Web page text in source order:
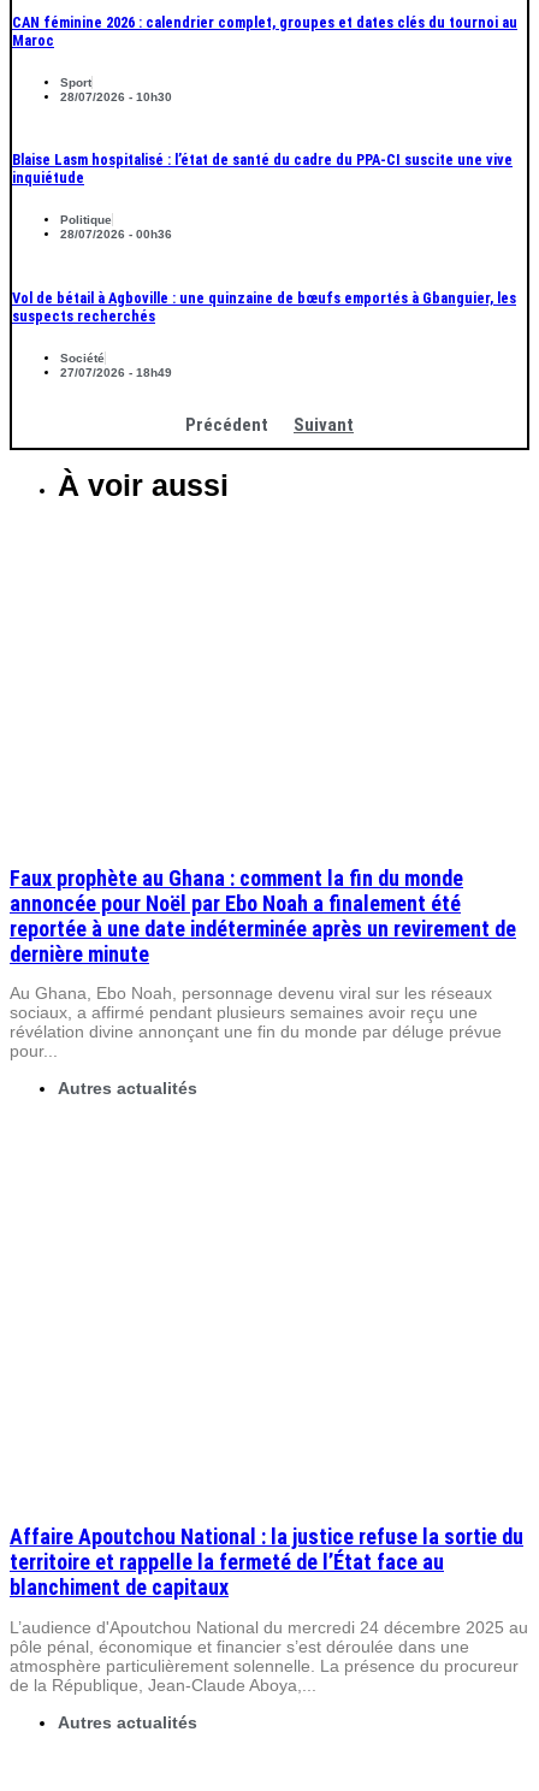
CAN féminine 2026 : calendrier complet, groupes et dates clés du tournoi au
Maroc
Sport
28/07/2026 - 10h30
Blaise Lasm hospitalisé : l’état de santé du cadre du PPA-CI suscite une vive
inquiétude
Politique
28/07/2026 - 00h36
Vol de bétail à Agboville : une quinzaine de bœufs emportés à Gbanguier, les
suspects recherchés
Société
27/07/2026 - 18h49
Précédent Suivant
À voir aussi
Faux prophète au Ghana : comment la fin du monde
annoncée pour Noël par Ebo Noah a finalement été
reportée à une date indéterminée après un revirement de
dernière minute
Au Ghana, Ebo Noah, personnage devenu viral sur les réseaux
sociaux, a affirmé pendant plusieurs semaines avoir reçu une
révélation divine annonçant une fin du monde par déluge prévue
pour...
Autres actualités
Affaire Apoutchou National : la justice refuse la sortie du
territoire et rappelle la fermeté de l’État face au
blanchiment de capitaux
L’audience d'Apoutchou National du mercredi 24 décembre 2025 au
pôle pénal, économique et financier s’est déroulée dans une
atmosphère particulièrement solennelle. La présence du procureur
de la République, Jean-Claude Aboya,...
Autres actualités